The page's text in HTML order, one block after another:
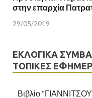
στην επαρχία
29/05/2019
ΕΚΛΟΓΙΚΆ
ΤΟΠΙΚΈΣ
Βιβλίο